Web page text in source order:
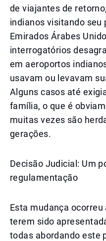
de viajantes de
indianos visitando seu
Emirados Árabes
interrogatórios
em aeroportos
usavam ou levavam
Alguns casos até
família, o que é
muitas vezes são
gerações.
Decisão Judicial: Um
regulamentação
Esta mudança
terem sido
todas abordando este